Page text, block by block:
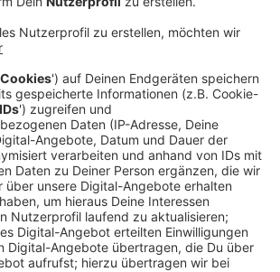
für alle Corona-Gestressten
Beginn der Corona-Krise ist das
von uns Teil des täglichen
wird wohl so bleiben. Wenn man aber
arbeiten will, muss das von der
Ideallösung werden. Der
Ratgeber von der Erfolgsautorin
(»Besser aufräumen, freier leben«)
und mit zahlreichen
Anleitungen und Checklisten, wie
Homeoffice das